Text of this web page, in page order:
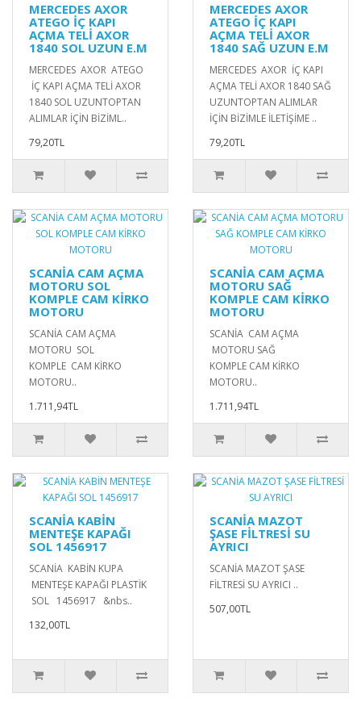
MERCEDES AXOR
ATEGO İÇ KAPI
AÇMA TELİ AXOR
1840 SOL UZUN E.M
MERCEDES AXOR ATEGO
İÇ KAPI AÇMA TELİ AXOR
1840 SOL UZUNTOPTAN
ALIMLAR İÇİN BİZİML..
79,20TL
MERCEDES AXOR
ATEGO İÇ KAPI
AÇMA TELİ AXOR
1840 SAĞ UZUN E.M
MERCEDES AXOR İÇ KAPI
AÇMA TELİ AXOR 1840 SAĞ
UZUNTOPTAN ALIMLAR
İÇİN BİZİMLE İLETİŞİME ..
79,20TL
SCANİA CAM AÇMA
MOTORU SOL
KOMPLE CAM KİRKO
MOTORU
SCANİA CAM AÇMA
MOTORU SOL
KOMPLE CAM KİRKO
MOTORU..
1.711,94TL
SCANİA CAM AÇMA
MOTORU SAĞ
KOMPLE CAM KİRKO
MOTORU
SCANİA CAM AÇMA
MOTORU SAĞ
KOMPLE CAM KİRKO
MOTORU..
1.711,94TL
SCANİA KABİN
MENTEŞE KAPAĞI
SOL 1456917
SCANİA KABİN KUPA
MENTEŞE KAPAĞI PLASTİK
SOL 1456917 &nbs..
132,00TL
SCANİA MAZOT
ŞASE FİLTRESİ SU
AYRICI
SCANİA MAZOT ŞASE
FİLTRESİ SU AYRICI ..
507,00TL